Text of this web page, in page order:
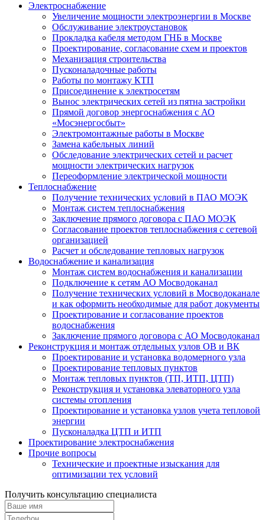
Электроснабжение
Увеличение мощности электроэнергии в Москве
Обслуживание электроустановок
Прокладка кабеля методом ГНБ в Москве
Проектирование, согласование схем и проектов
Механизация строительства
Пусконаладочные работы
Работы по монтажу КТП
Присоединение к электросетям
Вынос электрических сетей из пятна застройки
Прямой договор энергоснабжения с АО
«Мосэнергосбыт»
Электромонтажные работы в Москве
Замена кабельных линий
Обследование электрических сетей и расчет
мощности электрических нагрузок
Переоформление электрической мощности
Теплоснабжение
Получение технических условий в ПАО МОЭК
Монтаж систем теплоснабжения
Заключение прямого договора с ПАО МОЭК
Согласование проектов теплоснабжения с сетевой
организацией
Расчет и обследование тепловых нагрузок
Водоснабжение и канализация
Монтаж систем водоснабжения и канализации
Подключение к сетям АО Мосводоканал
Получение технических условий в Мосводоканале
и как оформить необходимые для работ документы
Проектирование и согласование проектов
водоснабжения
Заключение прямого договора с АО Мосводоканал
Реконструкция и монтаж отдельных узлов ОВ и ВК
Проектирование и установка водомерного узла
Проектирование тепловых пунктов
Монтаж тепловых пунктов (ТП, ИТП, ЦТП)
Реконструкция и установка элеваторного узла
системы отопления
Проектирование и установка узлов учета тепловой
энергии
Пусконаладка ЦТП и ИТП
Проектирование электроснабжения
Прочие вопросы
Технические и проектные изыскания для
оптимизации тех условий
Получить консультацию специалиста